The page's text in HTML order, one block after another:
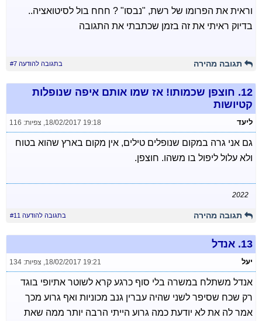
וראית את הפרומו של רשת, "נבסו" ? חחח בול לסיטואציה..
בדיוק ראיתי את זה בזמן שכתבתי את התגובה
תגובה מהירה בתגובה להודעה #7
12. חוצפן שכמותו! אז שמו אותם איפה שנופלות
קטיושות
ליעד 18/02/2017 19:18
, צפיות: 116
גם אני גרה במקום שנופלים טילים, אין מקום בארץ שהוא בטוח
ולא עלול ליפול בו משהו. חוצפן.
2022
תגובה מהירה בתגובה להודעה #11
13. אנדל
יעל 18/02/2017 19:21
, צפיות: 134
אנדל משתלח במשרה בלי סוף כרגע קרא לשוטר אתיופי בוגד
רק שכח שסיפר לשני שהיה עברין גנב מכוניות ואף גרוע מכך
אמר לה את לא יודעת כמה גרוע הייתי הרבה יותר ממה שאת